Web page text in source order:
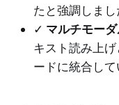
たと強調しまし
✓ マルチモー
キスト読み上
ードに統合して